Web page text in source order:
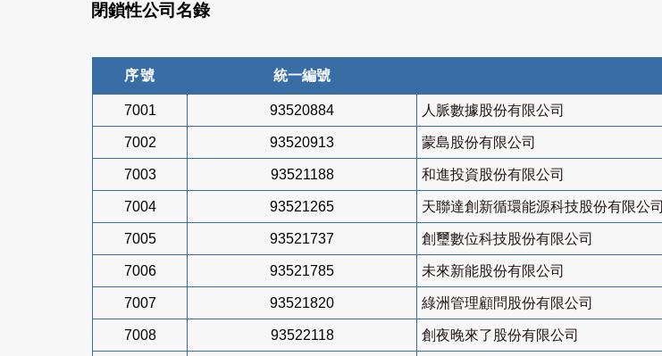
閉鎖性公司名錄
序號 統一編號
7001 93520884 人脈數據股份有限公司
7002 93520913 蒙島股份有限公司
7003 93521188 和進投資股份有限公司
7004 93521265 天聯達創新循環能源科技股份有限公司
7005 93521737 創璽數位科技股份有限公司
7006 93521785 未來新能股份有限公司
7007 93521820 綠洲管理顧問股份有限公司
7008 93522118 創夜晚來了股份有限公司